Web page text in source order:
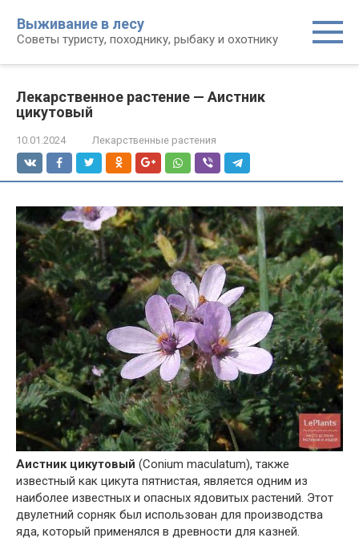
контенту
Выживание в лесу
Советы туристу, походнику, рыбаку и охотнику
Лекарственное растение — Аистник
цикутовый
10.01.2024 Лекарственные растения
Аистник цикутовый (Conium maculatum), также
известный как цикута пятнистая, является одним из
наиболее известных и опасных ядовитых растений. Этот
двулетний сорняк был использован для производства
яда, который применялся в древности для казней.